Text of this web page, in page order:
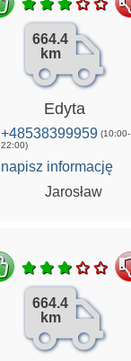
664.4
km
Edyta
+48538399959 (10:00-
22:00)
napisz informację
Jarosław
664.4
km